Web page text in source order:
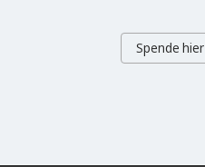
Spende hier